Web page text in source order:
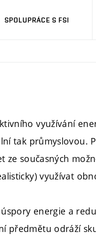
SPOLUPRÁCE S FSI
využívání
tak průmyslovou.
ze současných
využívat
energie a
předmětu odráží